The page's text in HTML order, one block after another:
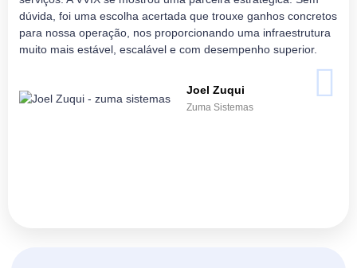
dúvida, foi uma escolha acertada que trouxe ganhos concretos
para nossa operação, nos proporcionando uma infraestrutura
muito mais estável, escalável e com desempenho superior.
Joel Zuqui
Zuma Sistemas